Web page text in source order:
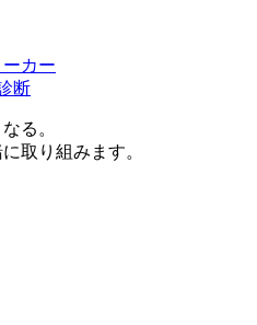
る。
取り組みます。